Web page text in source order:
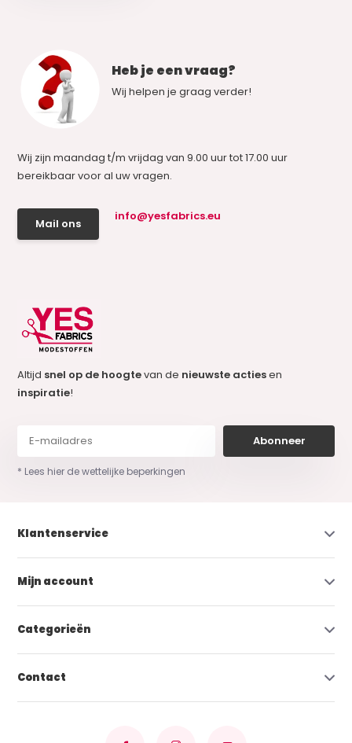
Heb je een vraag?
Wij helpen je graag verder!
Wij zijn maandag t/m vrijdag van 9.00 uur tot 17.00 uur
bereikbaar voor al uw vragen.
Mail ons
info@yesfabrics.eu
Altijd snel op de hoogtevan de nieuwste actiesen
inspiratie!
Abonneer
* Lees hier de wettelijke beperkingen
Klantenservice
Mijn account
Categorieën
Contact